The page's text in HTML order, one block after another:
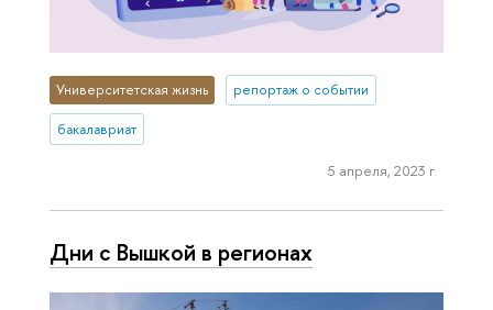
Университетская жизнь репортаж о событии
бакалавриат
5 апреля, 2023 г.
Дни с Вышкой в регионах